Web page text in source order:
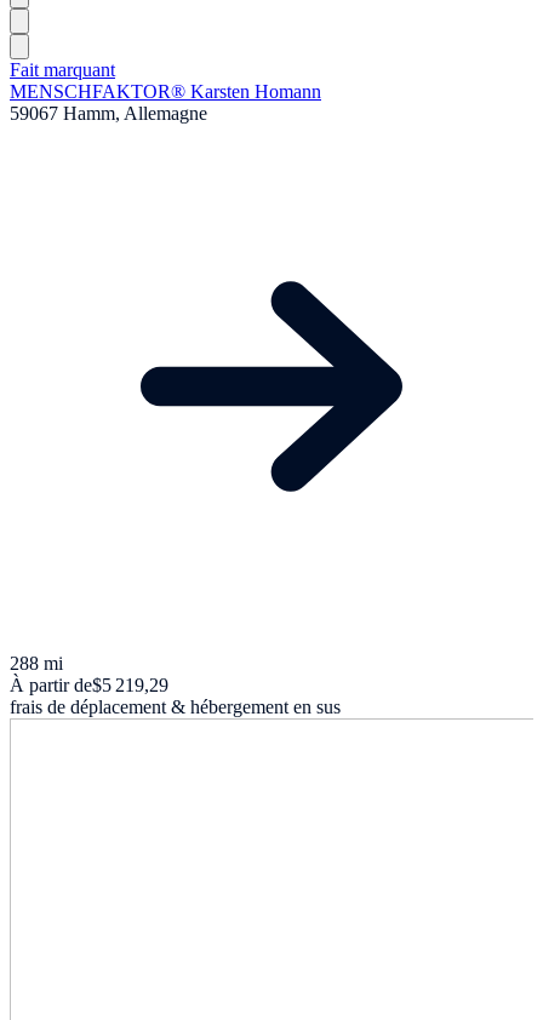
Fait marquant
MENSCHFAKTOR® Karsten Homann
59067 Hamm, Allemagne
288 mi
À partir de$5 219,29
frais de déplacement & hébergement en sus